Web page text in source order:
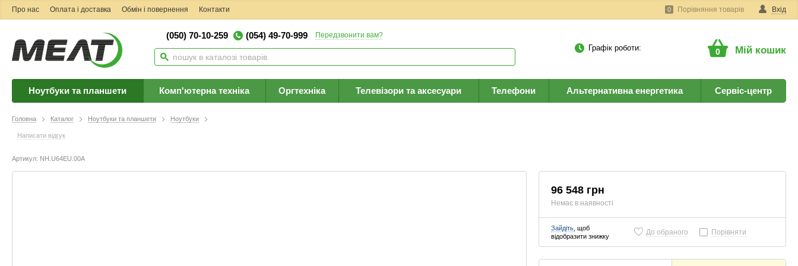
Про нас Оплата і доставка Обмін і повернення Контакти Вхід
0 Порівняння товарів
(050) 70-10-259 (054) 49-70-999 Передзвонити вам?
Графік роботи: 0 Мій кошик
Ноутбуки та планшети Комп'ютерна техніка Оргтехніка Телевізори та аксесуари Телефони Альтернативна енергетика Сервіс-центр
Головна Каталог Ноутбуки та планшети Ноутбуки
Написати відгук
Артикул: NH.U64EU.00A
96 548 грн
Немає в наявності
Зайдіть, щоб
відобразити знижку
До обраного Порівняти